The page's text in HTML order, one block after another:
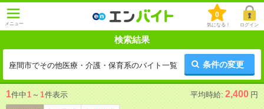
メニュー
0
気になる！ ログイン
検索結果
座間市でその他医療・介護・保育系のバイト一覧 条件の変更
1件中1 ～ 1件表示 平均時給: 2,400 円